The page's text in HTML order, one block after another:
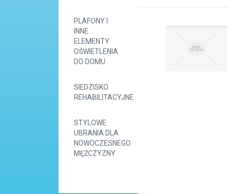
PLAFONY I
INNE
ELEMENTY
OŚWIETLENIA
DO DOMU
SIEDZISKO
REHABILITACYJNE
STYLOWE
UBRANIA DLA
NOWOCZESNEGO
MĘŻCZYZNY